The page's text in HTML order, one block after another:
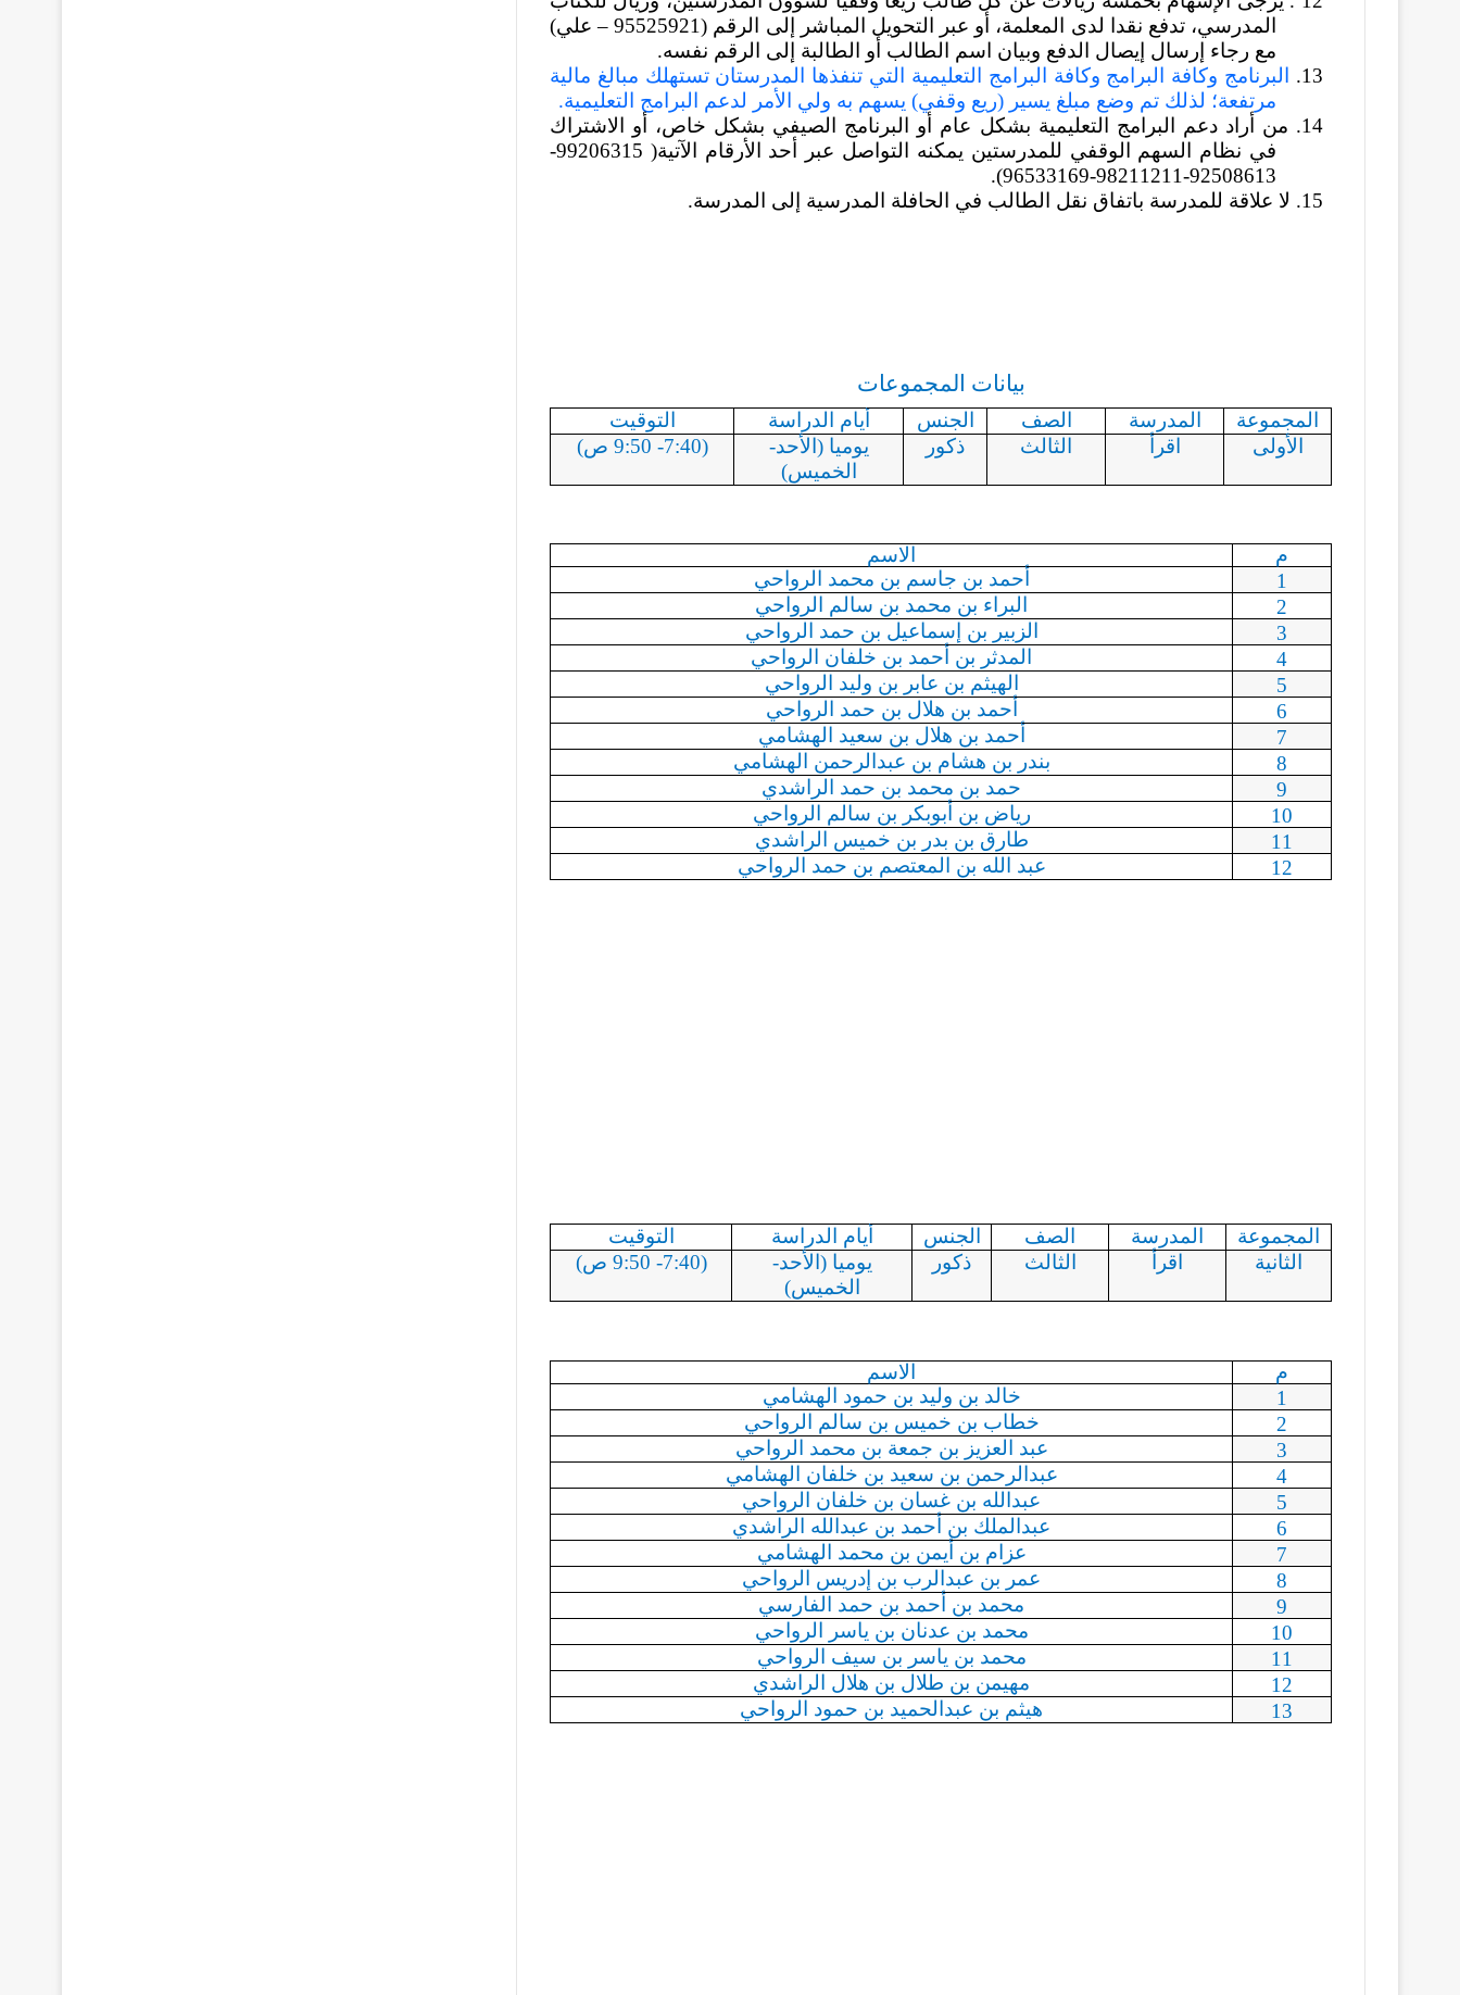
المدرسي، تدفع نقدا لدى المعلمة، أو عبر التحويل المباشر إلى الرقم (95525921 – علي)
مع رجاء إرسال إيصال الدفع وبيان اسم الطالب أو الطالبة إلى الرقم نفسه.
13.
البرنامج وكافة البرامج وكافة البرامج التعليمية التي تنفذها المدرستان تستهلك مبالغ مالية
مرتفعة؛ لذلك تم وضع مبلغ يسير (ريع وقفي) يسهم به ولي الأمر لدعم البرامج التعليمية.
14. من أراد دعم البرامج التعليمية بشكل عام أو البرنامج الصيفي بشكل خاص، أو الاشتراك
في نظام السهم الوقفي للمدرستين يمكنه التواصل عبر أحد الأرقام الآتية( 99206315
-
92508613-98211211-96533169).
15. لا علاقة للمدرسة باتفاق نقل الطالب في الحافلة المدرسية إلى المدرسة.
بيانات المجموعات
المجموعة المدرسة الصف الجنس أيام الدراسة
التوقيت
الأولى
اقرأ الثالث ذكور
يوميا (الأحد-
الخميس)
(7:40- 9:50 ص)
م
الاسم
1
أحمد بن جاسم بن محمد الرواحي
2
البراء بن محمد بن سالم الرواحي
3
الزبير بن إسماعيل بن حمد الرواحي
4
المدثر بن أحمد بن خلفان الرواحي
5
الهيثم بن عابر بن وليد الرواحي
6
أحمد بن هلال بن حمد الرواحي
7
أحمد بن هلال بن سعيد
الهشامي
8
بندر بن هشام بن عبدالرحمن
الهشامي
9
حمد بن محمد بن حمد الراشدي
10
رياض بن أبوبكر بن سالم الرواحي
11
طارق بن بدر بن خميس الراشدي
12
عبد الله بن المعتصم بن حمد الرواحي
المجموعة المدرسة الصف الجنس أيام الدراسة
التوقيت
الثانية
اقرأ الثالث ذكور
يوميا (الأحد-
الخميس)
(7:40- 9:50 ص)
م
الاسم
1
خالد بن وليد بن حمود الهشامي
2
خطاب بن خميس بن سالم الرواحي
3
عبد العزيز بن جمعة بن محمد الرواحي
4
عبدالرحمن بن سعيد بن خلفان الهشامي
5
عبدالله بن غسان بن خلفان الرواحي
6
عبدالملك بن أحمد بن عبدالله الراشدي
7
عزام بن أيمن بن محمد الهشامي
8
عمر بن عبدالرب بن إدريس الرواحي
9
محمد بن أحمد بن حمد الفارسي
10
محمد بن عدنان بن ياسر الرواحي
11
محمد بن ياسر بن سيف الرواحي
12
مهيمن بن طلال بن هلال الراشدي
13
هيثم بن عبدالحميد بن حمود الرواحي